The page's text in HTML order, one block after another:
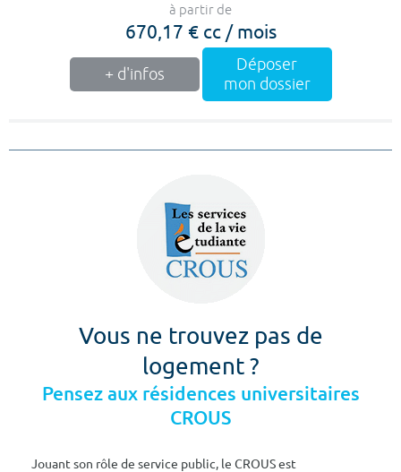
à partir de
670,17 € cc / mois
+ d'infos
Déposer
mon dossier
Vous ne trouvez pas de
logement ?
Pensez aux résidences universitaires
CROUS
Jouant son rôle de service public, le CROUS est